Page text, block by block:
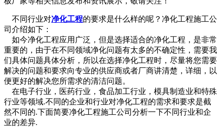
不同行业对净化工程的要求是什么样的呢？净化工程施工公
司介绍如下：
如今净化工程应用广泛，但是选择适合的净化工程，是非常
重要的，由于在不同领域净化问题有太多的不确定性，需要我
们具体问题具体分析，所以在选择净化工程时，尽量将您需要
解决的问题和要求向专业的供应商或者厂商讲清楚，详细，以
便更好的解决您所需求的清洁问题。
在电子行业，医药行业，食品加工行业，模具制造业和特殊
行业等领域.不同的企业和行业对净化工程的需求和要求是截
然不同的.下面简要净化工程施工公司 分析一下不同行业和企
业的差异.